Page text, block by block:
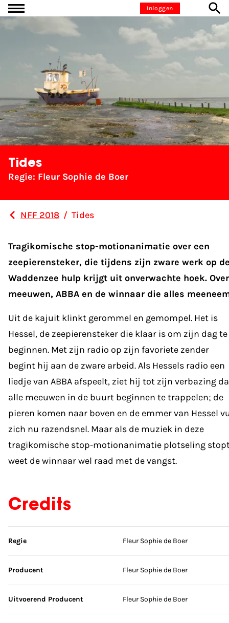
Ga naar inhoudInloggen
Tides
Regie: Fleur Sophie de Boer
NFF 2018 / Tides
Tragikomische stop-motionanimatie over een
zeepierensteker, die tijdens zijn zware werk op
Waddenzee hulp krijgt uit onverwachte hoek. Over
meeuwen, ABBA en de winnaar die alles
Uit de kajuit klinkt gerommel en gemompel. Het is
Hessel, de zeepierensteker die klaar is om zijn dag te
beginnen. Met zijn radio op zijn favoriete zender
begint hij aan de zware arbeid. Als Hessels radio een
liedje van ABBA afspeelt, ziet hij tot zijn verbazing
alle meeuwen in de buurt beginnen te trappelen; de
pieren komen naar boven en de emmer van Hessel
zich nu razendsnel. Maar als de muziek in deze
tragikomische stop-motionanimatie plotseling
weet de winnaar wel raad met de vangst.
Credits
Sla credits over
Regie Fleur Sophie de Boer
Producent Fleur Sophie de Boer
Uitvoerend Producent Fleur Sophie de Boer